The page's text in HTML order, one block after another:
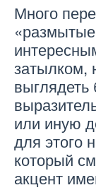
Много
затылком,
или иную
для этого
который
акцент